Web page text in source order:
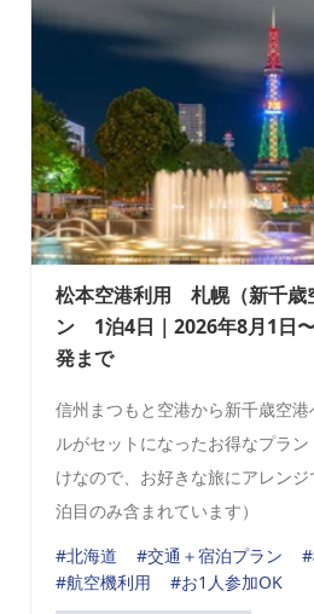
松本空港利用 札幌（新千歳
ン 1泊4日｜2026年8月1日
発まで
信州まつもと空港から新千歳空
ルがセットになったお得なプラ
けなので、お好きな旅にアレン
泊目のみ含まれています）
#北海道
#交通＋宿泊プラン
#航空機利用
#お1人参加OK